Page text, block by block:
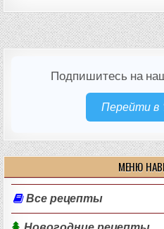
Подпишитесь на
Перейти в
МЕНЮ
Все рецепты